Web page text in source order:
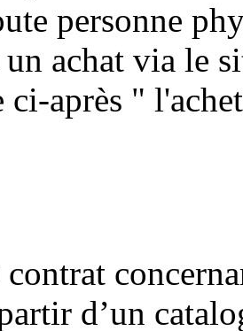
personne
achat via le
ci-après "
contrat
d’un